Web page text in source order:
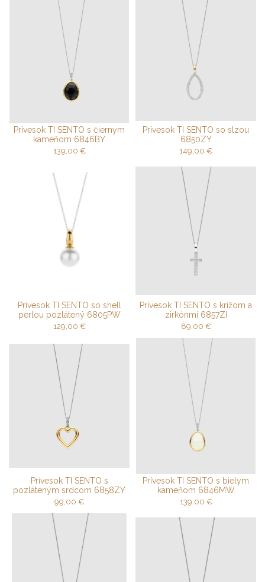
Prívesok TI SENTO s čiernym
kameňom 6846BY
139,00 €
Prívesok TI SENTO so slzou
6850ZY
149,00 €
Prívesok TI SENTO so shell
perlou pozlátený 6805PW
129,00 €
Prívesok TI SENTO s krížom a
zirkónmi 6857ZI
89,00 €
Prívesok TI SENTO s
pozláteným srdcom 6858ZY
99,00 €
Prívesok TI SENTO s bielym
kameňom 6846MW
139,00 €